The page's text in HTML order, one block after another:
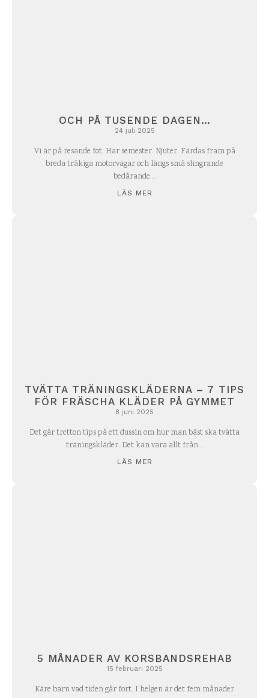
OCH PÅ TUSENDE DAGEN…
24 juli 2025
Vi är på resande fot. Har semester. Njuter. Färdas fram på
breda tråkiga motorvägar och längs små slingrande
bedårande...
LÄS MER
TVÄTTA TRÄNINGSKLÄDERNA – 7 TIPS
FÖR FRÄSCHA KLÄDER PÅ GYMMET
8 juni 2025
Det går tretton tips på ett dussin om hur man bäst ska tvätta
träningskläder. Det kan vara allt från...
LÄS MER
5 MÅNADER AV KORSBANDSREHAB
15 februari 2025
Käre barn vad tiden går fort. I helgen är det fem månader